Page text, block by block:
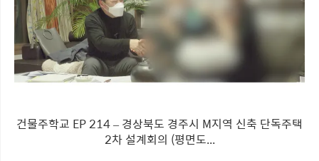
건물주학교 EP 214 – 경상북도 경주시 M지역 신축 단독주택
2차 설계회의 (평면도...